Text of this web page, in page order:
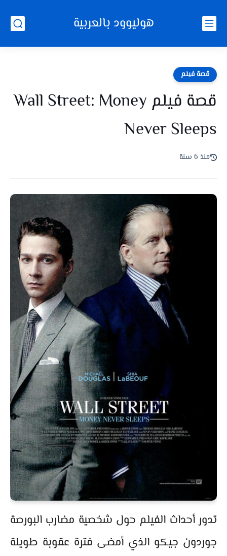
هوليوود بالعربية
قصة فيلم
قصة فيلم Wall Street: Money
Never Sleeps
منذ 6 سنة
تدور أحداث الفيلم حول شخصية مضارب البورصة
جوردون جيكو الذي أمضى فترة عقوبة طويلة